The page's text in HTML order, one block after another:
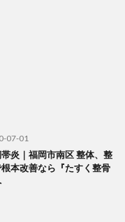
07-01
炎｜福岡市南区 整体、整
本改善なら『たすく整骨